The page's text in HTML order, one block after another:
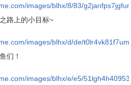
images/blhx/8/83/
路上的小目标~
images/blhx/d/de/
们！
images/blhx/e/e5/